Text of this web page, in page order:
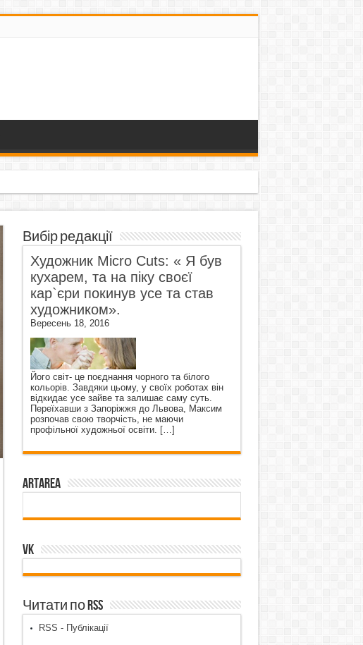
Вибір редакції
Художник Micro Cuts: « Я був
кухарем, та на піку своєї
кар`єри покинув усе та став
художником».
Вересень 18, 2016
Його світ- це поєднання чорного та білого
кольорів. Завдяки цьому, у своїх роботах він
відкидає усе зайве та залишає саму суть.
Переїхавши з Запоріжжя до Львова, Максим
розпочав свою творчість, не маючи
профільної художньої освіти. […]
ArtArea
VK
Читати по RSS
RSS - Публікації